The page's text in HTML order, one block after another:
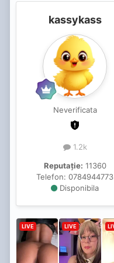
kassykass
Neverificata
1.2k
Reputație: 11360
Telefon: 0784944773
Disponibila